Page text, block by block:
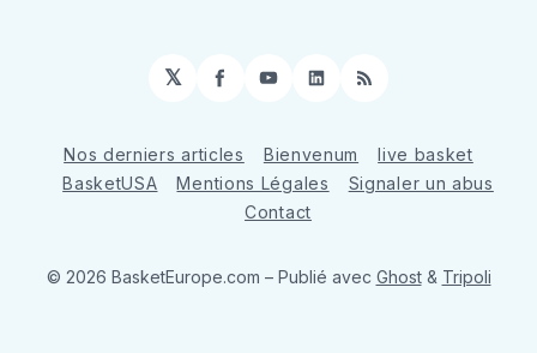
𝕏 Facebook
YouTube
LinkedIn
RSS
Nos derniers articles Bienvenum
live basket
BasketUSA
Mentions Légales
Signaler un abus
Contact
© 2026 BasketEurope.com – Publié avec Ghost& Tripoli